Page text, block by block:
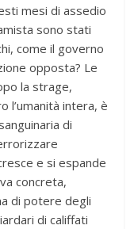
mesi di assedio
sono stati
come il governo
opposta? Le
la strage,
l’umanità intera, è
di
e si espande
concreta,
di potere degli
di califfati